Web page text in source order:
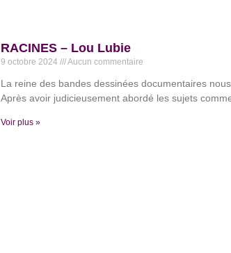
RACINES – Lou Lubie
9 octobre 2024 Aucun commentaire
La reine des bandes dessinées documentaires
Après avoir judicieusement abordé les sujets
Voir plus »